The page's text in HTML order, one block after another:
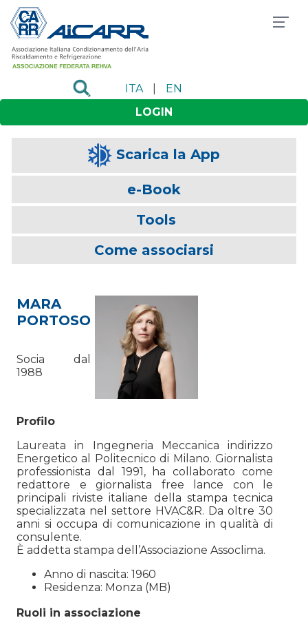
ITA
EN
LOGIN
Scarica la App
e-Book
Tools
Come associarsi
MARA
PORTOSO
Socia dal
1988
Profilo
Laureata in Ingegneria Meccanica indirizzo
Energetico al Politecnico di Milano. Giornalista
professionista dal 1991, ha collaborato come
redattore e giornalista free lance con le
principali riviste italiane della stampa tecnica
specializzata nel settore HVAC&R. Da oltre 30
anni si occupa di comunicazione in qualità di
consulente.
È addetta stampa dell’Associazione Assoclima.
Anno di nascita: 1960
Residenza: Monza (MB)
Ruoli in associazione